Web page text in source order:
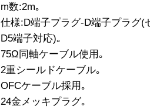
m数:2m｡
仕様:D端子プラグ-D端子プラグ(
D5端子対応)｡
75Ω同軸ケーブル使用｡
2重シールドケーブル｡
OFCケーブル採用｡
24金メッキプラグ｡